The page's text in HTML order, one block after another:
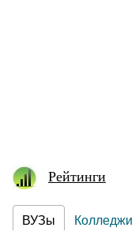
Рейтинги
ВУЗы Колледжи